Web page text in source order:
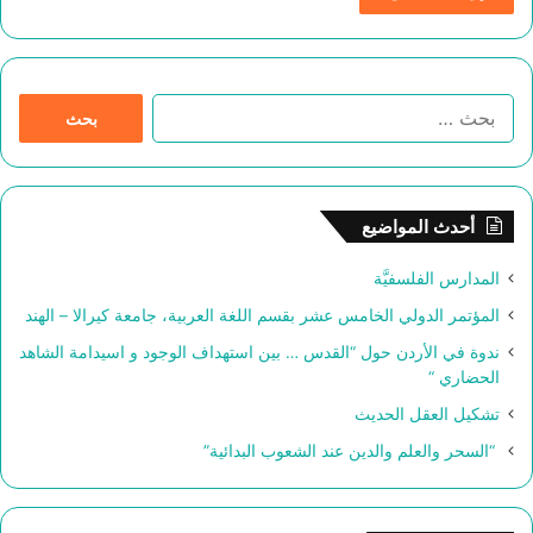
أحدث المواضيع
المدارس الفلسفيَّة
المؤتمر الدولي الخامس عشر بقسم اللغة العربية، جامعة كيرالا – الهند
ندوة في الأردن حول “القدس … بين استهداف الوجود و اسيدامة الشاهد
الحضاري “
تشكيل العقل الحديث
“السحر والعلم والدين عند الشعوب البدائية”